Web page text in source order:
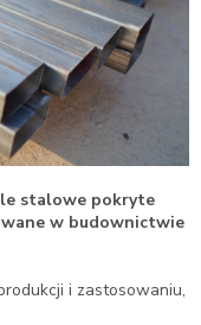
stalowe pokryte
w budownictwie
i zastosowaniu,